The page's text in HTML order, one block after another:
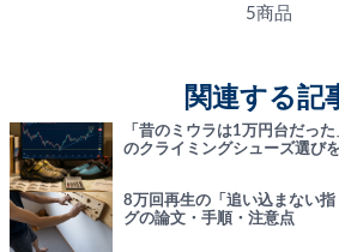
5商品
関連する記
「昔のミウラは1万円台だっ
のクライミングシューズ選び
8万回再生の「追い込まない
グの論文・手順・注意点